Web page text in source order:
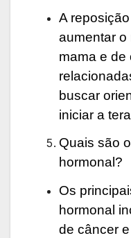
A
aumentar o
mama e de
buscar
iniciar a
Quais são
hormonal?
Os
hormonal
de câncer